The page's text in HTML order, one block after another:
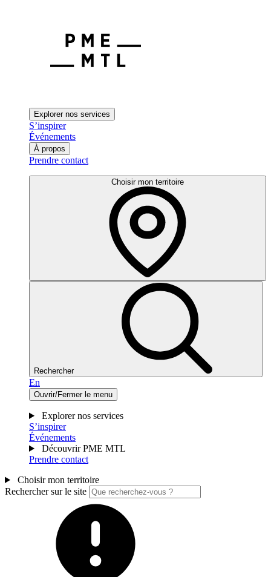
Explorer nos services
S’inspirer
Événements
À propos
Prendre contact
Choisir mon territoire
Rechercher
En
Ouvrir/Fermer le menu
Explorer nos services
S’inspirer
Événements
Découvrir PME MTL
Prendre contact
Choisir mon territoire
Rechercher sur le site